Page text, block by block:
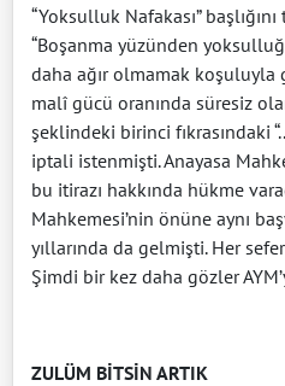
“Yoksulluk Nafakası”
“Boşanma yüzünden
daha ağır olmamak
malî gücü oranında süresiz
şeklindeki birinci fıkrasındaki
iptali istenmişti. Anayasa
bu itirazı hakkında hükme
Mahkemesi’nin önüne aynı
yıllarında da gelmişti. Her
Şimdi bir kez daha gözler
ZULÜM BİTSİN ARTIK